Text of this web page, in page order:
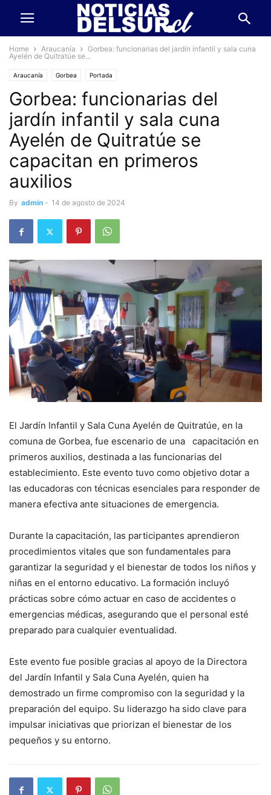
Home Araucanía
Gorbea: funcionarias del jardín infantil y sala cuna
Ayelén de Quitratúe se...
Araucanía Gorbea Portada
Gorbea: funcionarias del
jardín infantil y sala cuna
Ayelén de Quitratúe se
capacitan en primeros
auxilios
By admin - 14 de agosto de 2024
El Jardín Infantil y Sala Cuna Ayelén de Quitratúe, en la
comuna de Gorbea, fue escenario de una capacitación en
primeros auxilios, destinada a las funcionarias del
establecimiento. Este evento tuvo como objetivo dotar a
las educadoras con técnicas esenciales para responder de
manera efectiva ante situaciones de emergencia.
Durante la capacitación, las participantes aprendieron
procedimientos vitales que son fundamentales para
garantizar la seguridad y el bienestar de todos los niños y
niñas en el entorno educativo. La formación incluyó
prácticas sobre cómo actuar en caso de accidentes o
emergencias médicas, asegurando que el personal esté
preparado para cualquier eventualidad.
Este evento fue posible gracias al apoyo de la Directora
del Jardín Infantil y Sala Cuna Ayelén, quien ha
demostrado un firme compromiso con la seguridad y la
preparación del equipo. Su liderazgo ha sido clave para
impulsar iniciativas que priorizan el bienestar de los
pequeños y su entorno.